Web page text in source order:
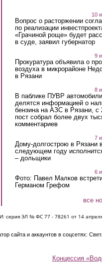
10
Вопрос о расторжении
по реализации
«Грачиной роще» будет
в суде, заявил губернатор
9
Прокуратура объявила о
воздуха в микрорайоне
в Рязани
8
В паблике ПУВР
делятся информацией о
бензина на АЗС в Рязани, с
пост собрал более двух
комментариев
7
Дому-долгострою в Рязани
следующем году
– дольщики
6
Фото: Павел Малков
Германом Грефом
все
серия ЭЛ № ФС 77 - 78261 от 14
сайта и аккаунтов в соцсетях:
Концессия